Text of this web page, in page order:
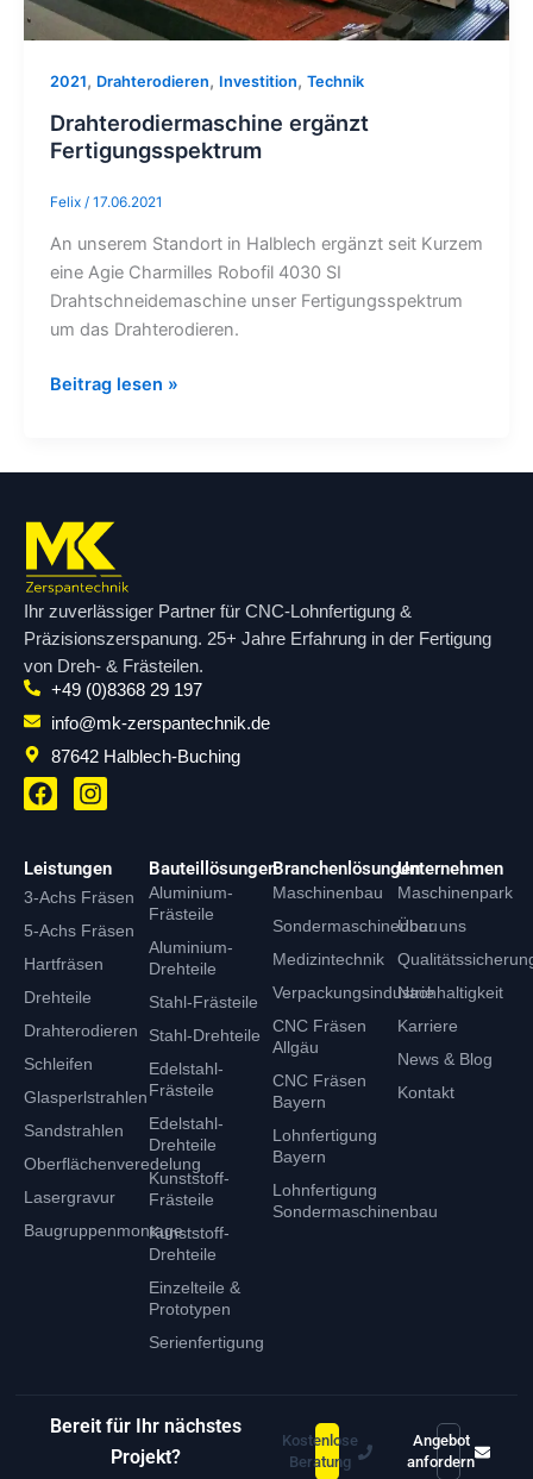
2021, Drahterodieren, Investition, Technik
Drahterodiermaschine ergänzt
Fertigungsspektrum
Felix / 17.06.2021
An unserem Standort in Halblech ergänzt seit Kurzem
eine Agie Charmilles Robofil 4030 SI
Drahtschneidemaschine unser Fertigungsspektrum
um das Drahterodieren.
Beitrag lesen »
Ihr zuverlässiger Partner für CNC-Lohnfertigung &
Präzisionszerspanung. 25+ Jahre Erfahrung in der Fertigung
von Dreh- & Frästeilen.
+49 (0)8368 29 197
info@mk-zerspantechnik.de
87642 Halblech-Buching
F
a
e
b
o
o
k
I
n
t
a
g
r
a
m
Leistungen
3-Achs Fräsen
5-Achs Fräsen
Hartfräsen
Drehteile
Drahterodieren
Schleifen
Glasperlstrahlen
Sandstrahlen
Oberflächenveredelung
Lasergravur
Baugruppenmontage
Bauteillösungen
Aluminium-
Frästeile
Aluminium-
Drehteile
Stahl-Frästeile
Stahl-Drehteile
Edelstahl-
Frästeile
Edelstahl-
Drehteile
Kunststoff-
Frästeile
Kunststoff-
Drehteile
Einzelteile &
Prototypen
Serienfertigung
Branchenlösungen
Maschinenbau
Sondermaschinenbau
Medizintechnik
Verpackungsindustrie
CNC Fräsen
Allgäu
CNC Fräsen
Bayern
Lohnfertigung
Bayern
Lohnfertigung
Sondermaschinenbau
Unternehmen
Maschinenpark
Über uns
Nachhaltigkeit
Karriere
News & Blog
Kontakt
Bereit für Ihr nächstes
Projekt?
Kostenlose
Beratung
Angebot
anfordern